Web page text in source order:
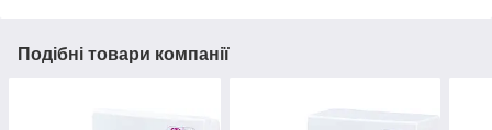
Подібні товари компанії